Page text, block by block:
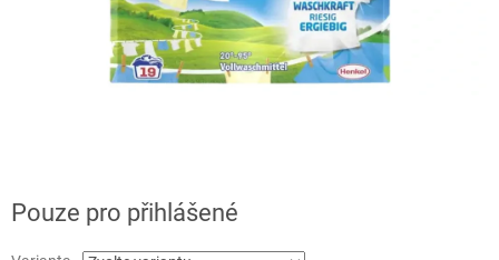
Pouze pro přihlášené